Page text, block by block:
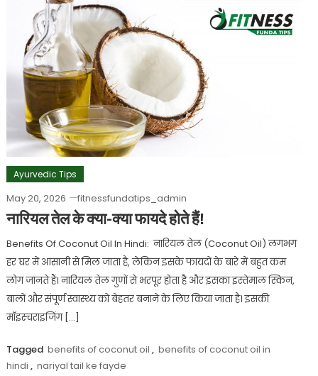
Ayurvedic Tips
May 20, 2026 fitnessfundatips_admin
नारियल तेल के क्या-क्या फायदे होते हैं!
Benefits Of Coconut Oil In Hindi: नारियल तेल (Coconut Oil) लगभग
हर घर में आसानी से मिल जाता है, लेकिन इसके फायदों के बारे में बहुत कम
लोग जानते हैं। नारियल तेल गुणों से भरपूर होता है और इसका इस्तेमाल स्किन,
बालों और संपूर्ण स्वास्थ्य को बेहतर बनाने के लिए किया जाता है। इसकी
मॉइस्चराइजिंग […]
Tagged benefits of coconut oil , benefits of coconut oil in
hindi , nariyal tail ke fayde